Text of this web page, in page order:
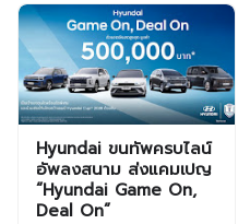
Hyundai ขนทัพครบไลน์
อัพลงสนาม ส่งแคมเปญ
“Hyundai Game On,
Deal On”